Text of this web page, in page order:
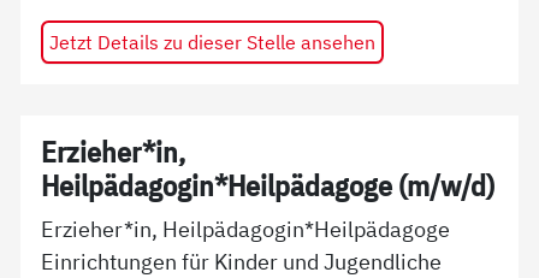
Jetzt Details zu dieser Stelle ansehen
Erzieher*in,
Heilpädagogin*Heilpädagoge (m/w/d)
Erzieher*in, Heilpädagogin*Heilpädagoge
Einrichtungen für Kinder und Jugendliche